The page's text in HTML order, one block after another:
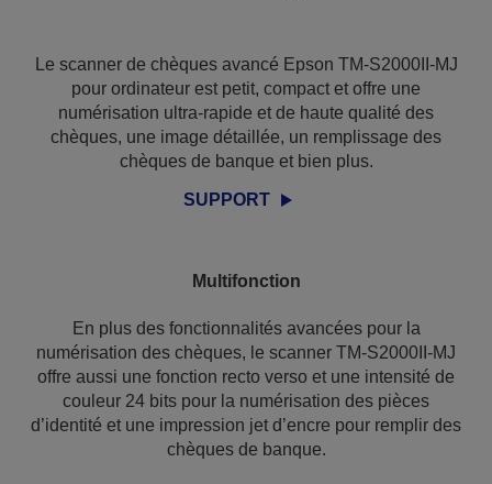
Le scanner de chèques avancé Epson TM-S2000II-MJ
pour ordinateur est petit, compact et offre une
numérisation ultra-rapide et de haute qualité des
chèques, une image détaillée, un remplissage des
chèques de banque et bien plus.
SUPPORT
Multifonction
En plus des fonctionnalités avancées pour la
numérisation des chèques, le scanner TM-S2000II-MJ
offre aussi une fonction recto verso et une intensité de
couleur 24 bits pour la numérisation des pièces
d’identité et une impression jet d’encre pour remplir des
chèques de banque.